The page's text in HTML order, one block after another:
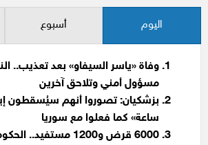
اليوم أسبوع
وفاة «ياسر السيفاو» بعد تعذيب..
مسؤول أمني وتلاحق آخرين
ساعة» كما فعلوا مع سوريا
6000 قرض و1200